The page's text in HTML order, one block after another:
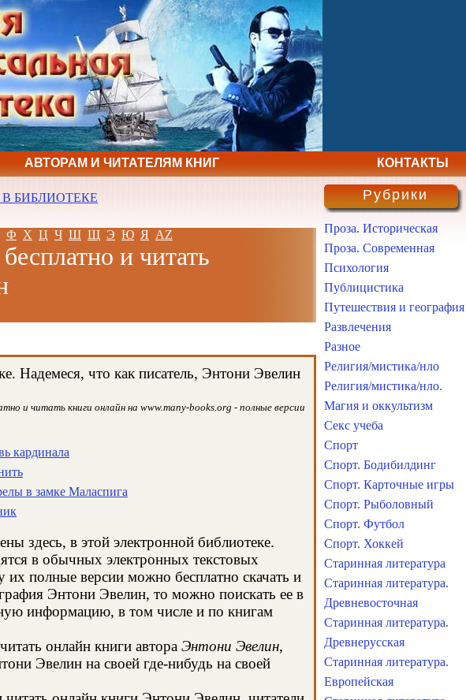
АВТОРАМ И ЧИТАТЕЛЯМ КНИГ КОНТАКТЫ
БИБЛИОТЕКЕ
Ф Х Ц Ч Ш Щ Э Ю Я AZ
и читать
Надемеся, что как писатель, Энтони Эвелин
и читать книги онлайн на www.many-books.org - полные версии
кардинала
в замке Маласпига
здесь, в этой электронной библиотеке.
в обычных электронных текстовых
полные версии можно бесплатно скачать и
Энтони Эвелин, то можно поискать ее в
информацию, в том числе и по книгам
онлайн книги автора Энтони Эвелин,
Эвелин на своей где-нибудь на своей
Рубрики
Проза. Историческая
Проза. Современная
Психология
Публицистика
Путешествия и география
Развлечения
Разное
Религия/мистика/нло
Религия/мистика/нло.
Магия и оккультизм
Секс учеба
Спорт
Спорт. Бодибилдинг
Спорт. Карточные игры
Спорт. Рыболовный
Спорт. Футбол
Спорт. Хоккей
Старинная литература
Старинная литература.
Древневосточная
Старинная литература.
Древнерусская
Старинная литература.
Европейская